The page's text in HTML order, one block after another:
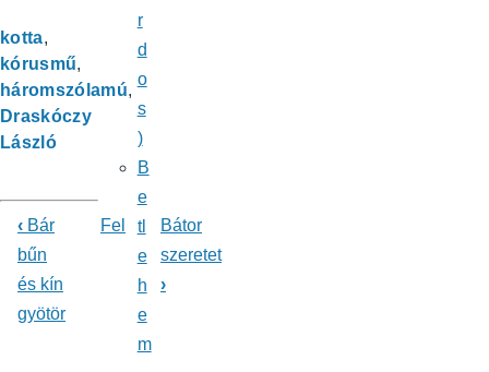
kotta
kórusmű
háromszólamú
Draskóczy
László
Könyv
kereszthivatkozásai
ehhez:
‹ Bár
bűn
és kín
gyötör
Fel
Bátor
szeretet
›
r
d
o
s
)
B
e
tl
e
h
e
m